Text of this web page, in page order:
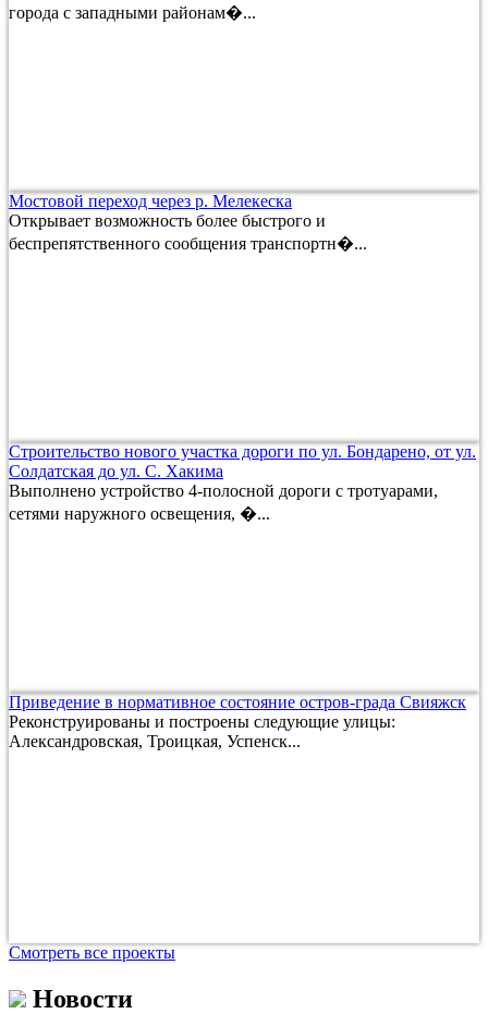
города с западными районам�...
Мостовой переход через р. Мелекеска
Открывает возможность более быстрого и
беспрепятственного сообщения транспортн�...
Строительство нового участка дороги по ул. Бондарено, от ул.
Солдатская до ул. С. Хакима
Выполнено устройство 4-полосной дороги с тротуарами,
сетями наружного освещения, �...
Приведение в нормативное состояние остров-града Свияжск
Реконструированы и построены следующие улицы:
Александровская, Троицкая, Успенск...
Смотреть все проекты
Новости